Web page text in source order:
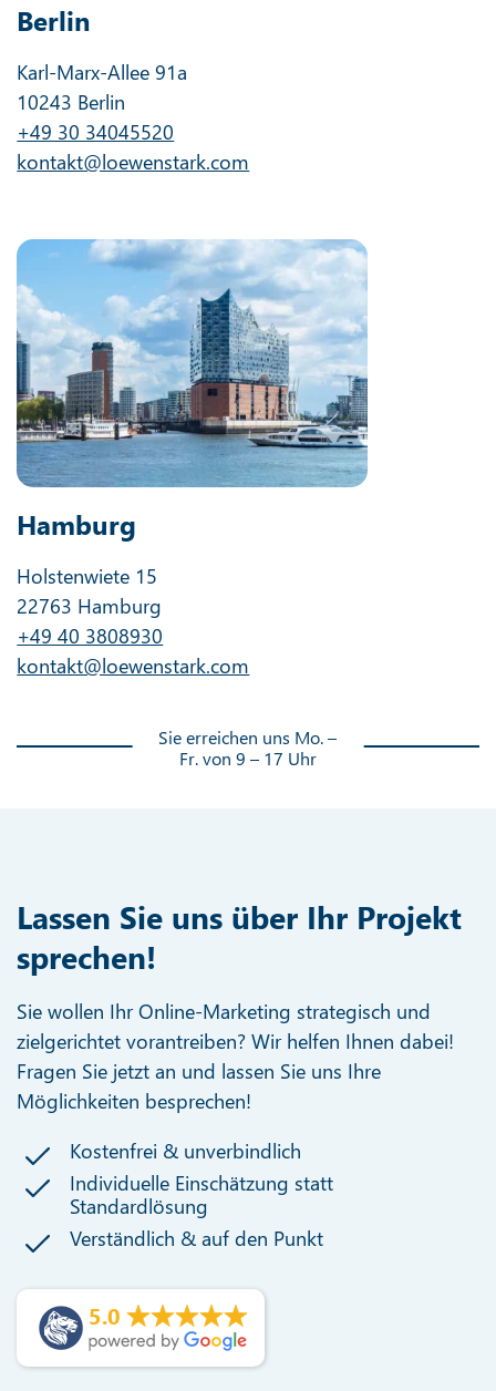
Berlin
Karl-Marx-Allee 91a
10243 Berlin
+49 30 34045520
kontakt@loewenstark.com
Hamburg
Holstenwiete 15
22763 Hamburg
+49 40 3808930
kontakt@loewenstark.com
Sie erreichen uns Mo. –
Fr. von 9 – 17 Uhr
Lassen Sie uns über Ihr Projekt
sprechen!
Sie wollen Ihr Online-Marketing strategisch und
zielgerichtet vorantreiben? Wir helfen Ihnen dabei!
Fragen Sie jetzt an und lassen Sie uns Ihre
Möglichkeiten besprechen!
Kostenfrei & unverbindlich
Individuelle Einschätzung statt
Standardlösung
Verständlich & auf den Punkt
5.0